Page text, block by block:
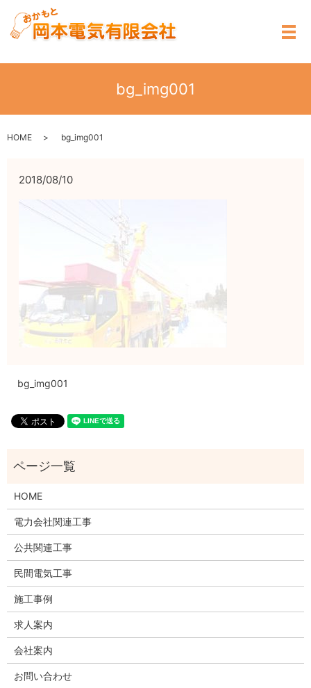
メ
bg_img001
HOME bg_img001
2018/08/10
bg_img001
HOME
電力会社関連工事
公共関連工事
民間電気工事
施工事例
求人案内
会社案内
お問い合わせ